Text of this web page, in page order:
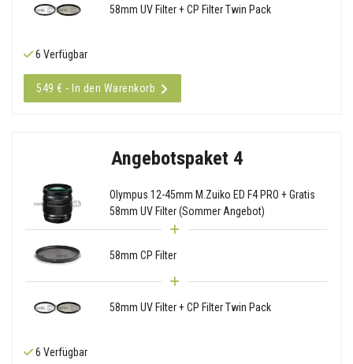
58mm UV Filter + CP Filter Twin Pack
6 Verfügbar
549 € - In den Warenkorb
Angebotspaket 4
Olympus 12-45mm M.Zuiko ED F4 PRO + Gratis
58mm UV Filter (Sommer Angebot)
58mm CP Filter
58mm UV Filter + CP Filter Twin Pack
6 Verfügbar